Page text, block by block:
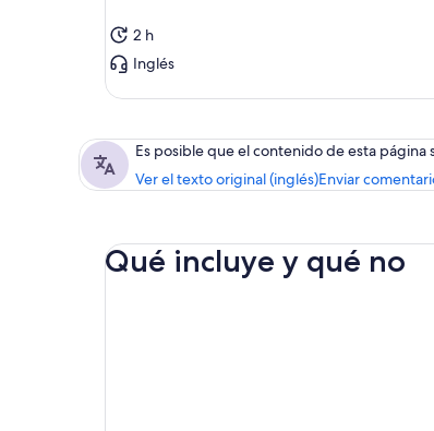
2 h
Inglés
Es posible que el contenido de esta
Ver el texto original (inglés)Enviar
Qué incluye y qué no